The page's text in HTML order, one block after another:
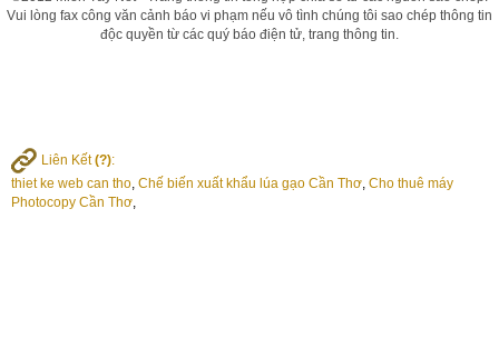
Vui lòng fax công văn cảnh báo vi phạm nếu vô tình chúng tôi sao chép thông tin
độc quyền từ các quý báo điện tử, trang thông tin.
Liên Kết(?):
thiet ke web can tho, Chế biến xuất khẩu lúa gạo Cần Thơ, Cho thuê máy
Photocopy Cần Thơ,